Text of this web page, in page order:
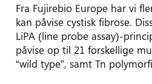
Fra Fujirebio Europe har vi
kan påvise cystisk fibrose.
LiPA (line probe assay)-
påvise op til 21 forskellige
“wild type”, samt Tn